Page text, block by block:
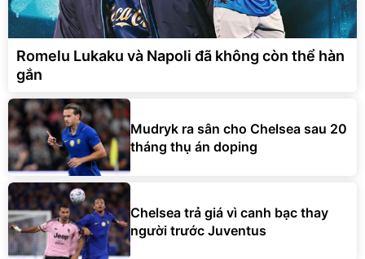
Romelu Lukaku và Napoli đã không còn thể hàn
gắn
Mudryk ra sân cho Chelsea sau 20
tháng thụ án doping
Chelsea trả giá vì canh bạc thay
người trước Juventus